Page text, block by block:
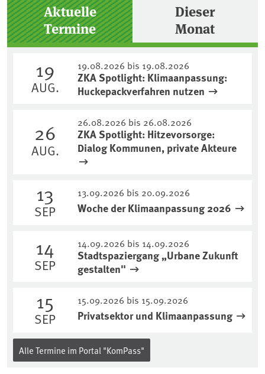
Aktuelle
Termine
Dieser
Monat
19
AUG.
19.08.2026 bis 19.08.2026
ZKA Spotlight: Klimaanpassung:
Huckepackverfahren nutzen
26
AUG.
26.08.2026 bis 26.08.2026
ZKA Spotlight: Hitzevorsorge:
Dialog Kommunen, private Akteure
13
SEP
13.09.2026 bis 20.09.2026
Woche der Klimaanpassung 2026
14
SEP
14.09.2026 bis 14.09.2026
Stadtspaziergang „Urbane Zukunft
gestalten"
15
SEP
15.09.2026 bis 15.09.2026
Privatsektor und Klimaanpassung
Alle Termine im Portal "KomPass"